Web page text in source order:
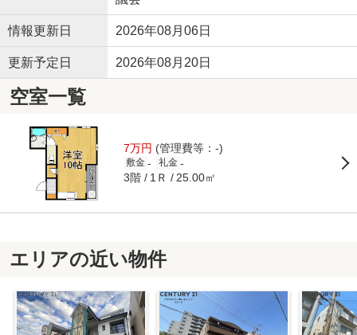
情報更新日 2026年08月06日
更新予定日 2026年08月20日
空室一覧
7万円 (管理費等：-)
敷金 - 礼金 -
3階 1Ｒ 25.00㎡
エリアの近い物件